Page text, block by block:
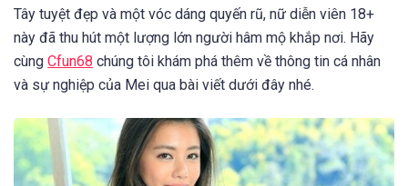
Tây tuyệt đẹp và một vóc dáng quyến rũ, nữ diễn viên 18+
này đã thu hút một lượng lớn người hâm mộ khắp nơi. Hãy
cùng Cfun68 chúng tôi khám phá thêm về thông tin cá nhân
và sự nghiệp của Mei qua bài viết dưới đây nhé.